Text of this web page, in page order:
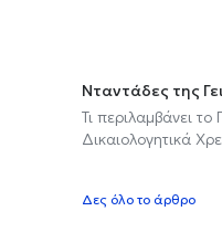
Νταντάδες της
Τι περιλαμβάνει
Δικαιολογητικά
Δες όλο το άρθρο